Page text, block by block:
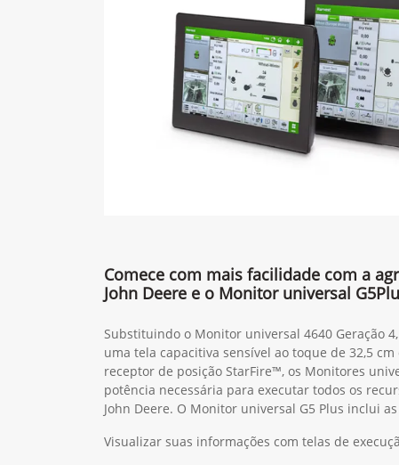
Comece com mais facilidade com a
John Deere e o Monitor universal
Substituindo o Monitor universal 4640 Geração
uma tela capacitiva sensível ao toque de 32,5 cm
receptor de posição StarFire™, os Monitores
potência necessária para executar todos os
John Deere. O Monitor universal G5 Plus inclui
Visualizar suas informações com telas de